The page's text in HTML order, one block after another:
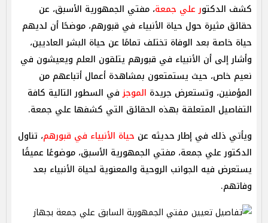
كشف الدكتور علي جمعة، مفتي الجمهورية الأسبق، عن
حقائق مثيرة حول حياة الأنبياء في قبورهم، موضحًا أن لديهم
حياة خاصة بعد الوفاة تختلف تمامًا عن حياة البشر العاديين،
وأشار إلى أن الأنبياء في قبورهم يتلقون العلم ويعيشون في
نعيم خاص، حيث يستمتعون بمشاهدة أعمال أتباعهم من
المؤمنين، وتستعرض جريدة الموجزفي السطور التالية كافة
التفاصيل المتعلقة بهذه الحقائق التي كشفها علي جمعة.
ويأتي ذلك في إطار حديثه عن حياة الأنبياء في قبورهم، تناول
الدكتور علي جمعة، مفتي الجمهورية الأسبق، موضوعًا عميقًا
يستعرض فيه الجوانب الروحية والمعنوية لحياة الأنبياء بعد
وفاتهم.